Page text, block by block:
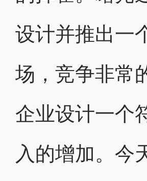
设计并推出一
场，竞争非常
企业设计一个
入的增加。今